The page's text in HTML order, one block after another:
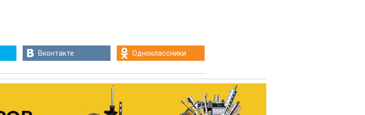
Вконтакте Одноклассники